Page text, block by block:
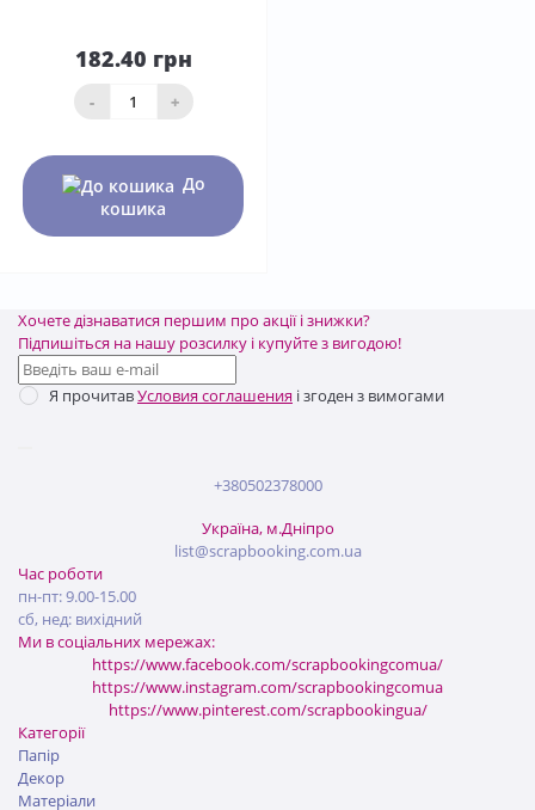
182.40 грн
- +
До
кошика
Хочете дізнаватися першим про акції і знижки?
Підпишіться на нашу розсилку і купуйте з вигодою!
Я прочитавУсловия соглашения і згоден з вимогами
+380502378000
Україна, м.Дніпро
list@scrapbooking.com.ua
Категорії
Папір
Декор
Матеріали
Час роботи
пн-пт: 9.00-15.00
сб, нед: вихідний
Ми в соціальних мережах:
https://www.facebook.com/scrapbookingcomua/
https://www.instagram.com/scrapbookingcomua
https://www.pinterest.com/scrapbookingua/